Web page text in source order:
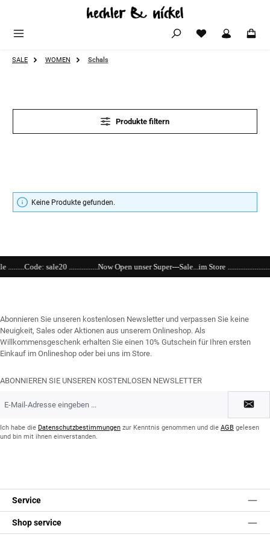
Zum Hauptinhalt springen
SALE WOMEN Schals
Produkte filtern
Keine Produkte gefunden.
sale20 ................Now Open unser Super---Sale...im Store
Abonnieren Sie unseren kostenlosen Newsletter und verpassen Sie keine
Neuigkeit, Sales oder Aktionen aus unserem Onlineshop. Als
Willkommensgeschenk erhalten Sie einen 10% Gutschein für Ihren ersten
Einkauf im Onlineshop oder bei uns im Store.
ABONNIEREN SIE UNSEREN KOSTENLOSEN NEWSLETTER
Mail-
*Ich habe die Datenschutzbestimmungen zur Kenntnis genommen und die AGB gelesen
und bin mit ihnen einverstanden.
Service
Shop service